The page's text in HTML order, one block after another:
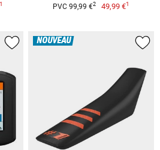
1 PVC 99,99 €2 49,99 €1
NOUVEAU